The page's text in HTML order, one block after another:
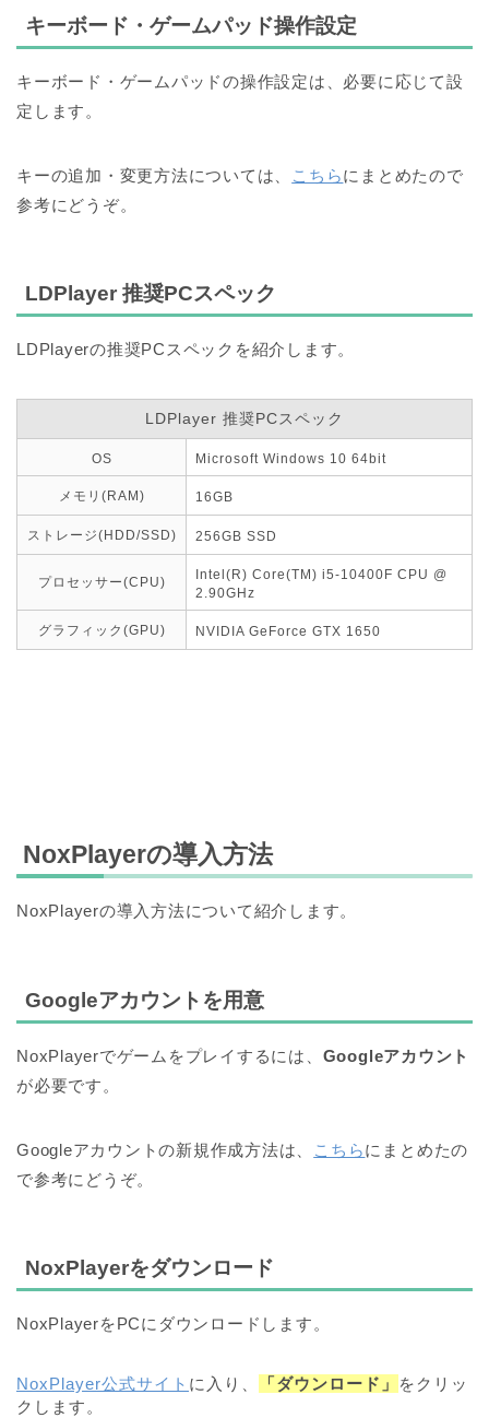
キーボード・ゲームパッド操作設定
キーボード・ゲームパッドの操作設定は、 必要に応じて設
定します。
キーの追加・変更方法については、 こちらにまとめたので
参考にどうぞ。
LDPlayer 推奨PCスペック
LDPlayerの推奨PCスペックを紹介します。
LDPlayer 推奨PCスペック
OS Microsoft Windows 10 64bit
メモリ(RAM) 16GB
ストレージ(HDD/SSD) 256GB SSD
プロセッサー(CPU)
Intel(R) Core(TM) i5-10400F CPU @
2.90GHz
グラフィック(GPU) NVIDIA GeForce GTX 1650
NoxPlayerの導入方法
NoxPlayerの導入方法について紹介します。
Googleアカウントを用意
NoxPlayerでゲームをプレイするには、 Googleアカウント
が必要です。
Googleアカウントの新規作成方法は、 こちらにまとめたの
で参考にどうぞ。
NoxPlayerをダウンロード
NoxPlayerをPCにダウンロードします。
NoxPlayer公式サイト に入り、 「ダウンロード」
をクリッ
クします。